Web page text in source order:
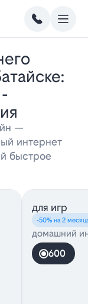
—
интернет
быстрое
для игр
-50% на 2
домашний
600